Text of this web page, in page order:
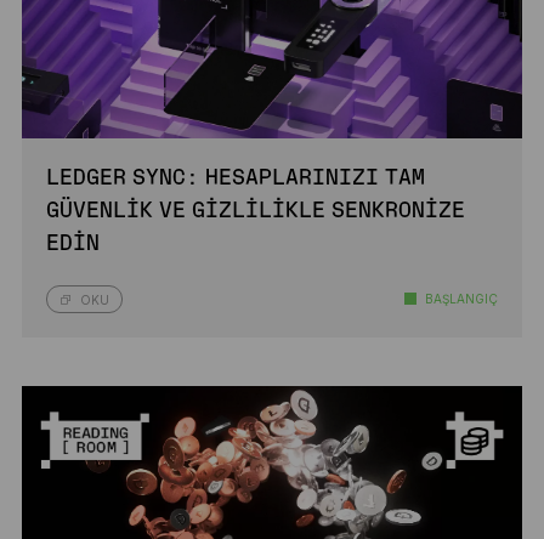
LEDGER SYNC: HESAPLARINIZI TAM
GÜVENLIK VE GIZLILIKLE SENKRONIZE
EDIN
OKU BAŞLANGIÇ